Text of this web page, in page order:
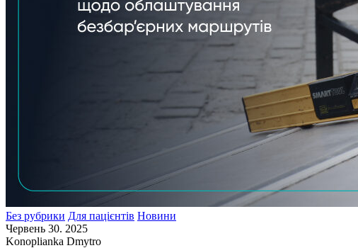
Без рубрики Для пацієнтів Новини
Червень 30. 2025
Konoplianka Dmytro